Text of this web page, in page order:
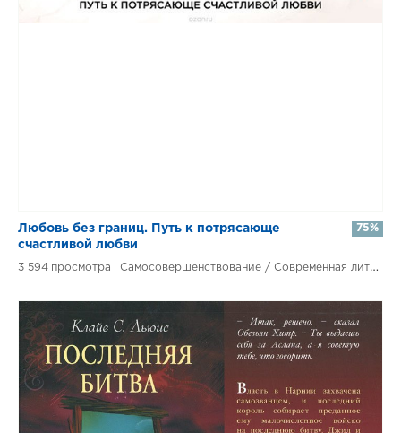
​​Любовь без границ. Путь к потрясающе
счастливой любви
3 594 Самосовершенствование / Современная литература / Любовные романы
75%